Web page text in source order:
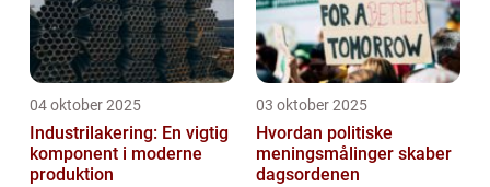
04 oktober 2025
Industrilakering: En vigtig
komponent i moderne
produktion
03 oktober 2025
Hvordan politiske
meningsmålinger skaber
dagsordenen